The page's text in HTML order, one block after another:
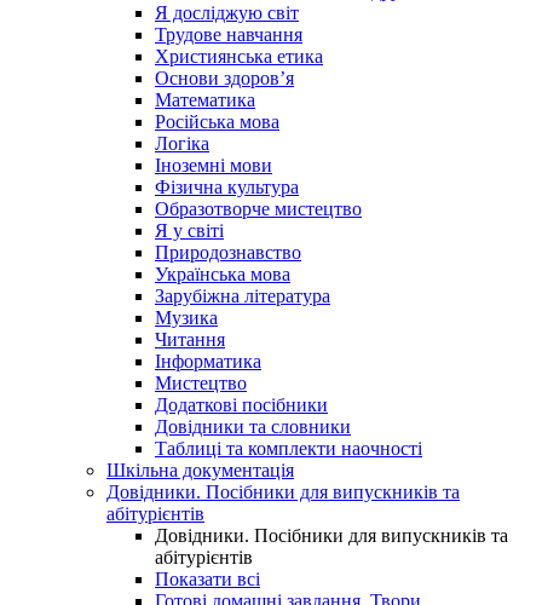
Я досліджую світ
Трудове навчання
Християнська етика
Основи здоров’я
Математика
Російська мова
Логіка
Іноземні мови
Фізична культура
Образотворче мистецтво
Я у світі
Природознавство
Українська мова
Зарубіжна література
Музика
Читання
Інформатика
Мистецтво
Додаткові посібники
Довідники та словники
Таблиці та комплекти наочності
Шкільна документація
Довідники. Посібники для випускників та
абітурієнтів
Довідники. Посібники для випускників та
абітурієнтів
Показати всі
Готові домашні завдання. Твори